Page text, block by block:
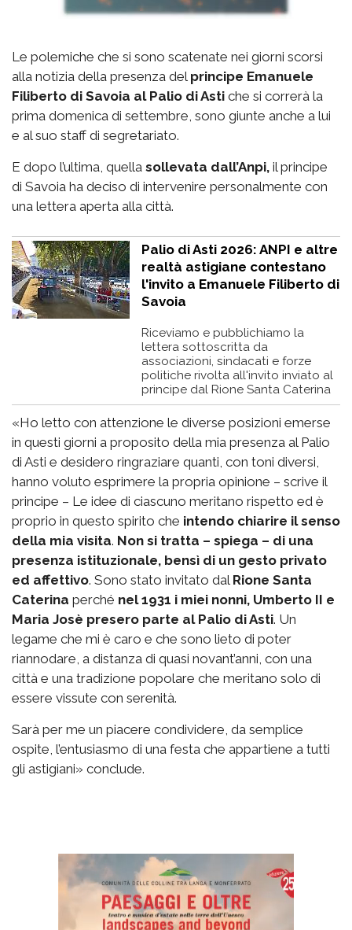
Le polemiche che si sono scatenate nei giorni scorsi
alla notizia della presenza del principe Emanuele
Filiberto di Savoia al Palio di Asti che si correrà la
prima domenica di settembre, sono giunte anche a lui
e al suo staff di segretariato.
E dopo l’ultima, quella sollevata dall’Anpi, il principe
di Savoia ha deciso di intervenire personalmente con
una lettera aperta alla città.
Palio di Asti 2026: ANPI e altre
realtà astigiane contestano
l'invito a Emanuele Filiberto di
Savoia
Riceviamo e pubblichiamo la
lettera sottoscritta da
associazioni, sindacati e forze
politiche rivolta all'invito inviato al
principe dal Rione Santa Caterina
«Ho letto con attenzione le diverse posizioni emerse
in questi giorni a proposito della mia presenza al Palio
di Asti e desidero ringraziare quanti, con toni diversi,
hanno voluto esprimere la propria opinione – scrive il
principe – Le idee di ciascuno meritano rispetto ed è
proprio in questo spirito che intendo chiarire il senso
della mia visita. Non si tratta – spiega – di una
presenza istituzionale, bensì di un gesto privato
ed affettivo. Sono stato invitato dal Rione Santa
Caterina perché nel 1931 i miei nonni, Umberto II e
Maria Josè presero parte al Palio di Asti. Un
legame che mi è caro e che sono lieto di poter
riannodare, a distanza di quasi novant’anni, con una
città e una tradizione popolare che meritano solo di
essere vissute con serenità.
Sarà per me un piacere condividere, da semplice
ospite, l’entusiasmo di una festa che appartiene a tutti
gli astigiani» conclude.